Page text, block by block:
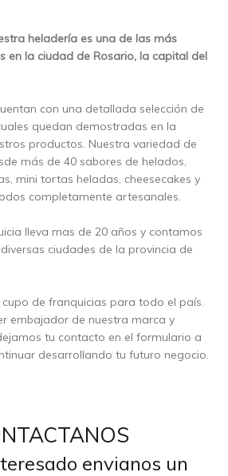
heladería es una de las más
en la ciudad de Rosario, la capital del
con una detallada selección de
quedan demostradas en la
productos. Nuestra variedad de
más de 40 sabores de helados,
mini tortas heladas, cheesecakes y
completamente artesanales.
lleva mas de 20 años y contamos
ciudades de la provincia de
de franquicias para todo el país.
embajador de nuestra marca y
tu contacto en el formulario a
desarrollando tu futuro negocio.
envianos un